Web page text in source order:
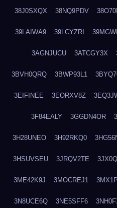
38J0SXQX 38NQ9PDV
39LAIWA9 39LCYZRI
3AGNJUCU 3ATCGY3X
3BVH0QRQ 3BWP93L1
3EIFINEE 3EORXV8Z
3F84EALY 3GGDN4OR
3H28UNEO 3H92RKQ0
3HSUVSEU 3JRQV2TE
3ME42K9J 3MOCREJ1
3N8UCE6Q 3NE5SFF6